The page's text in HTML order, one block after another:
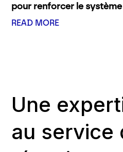
pour renforcer le système
READ MORE
Une
au service